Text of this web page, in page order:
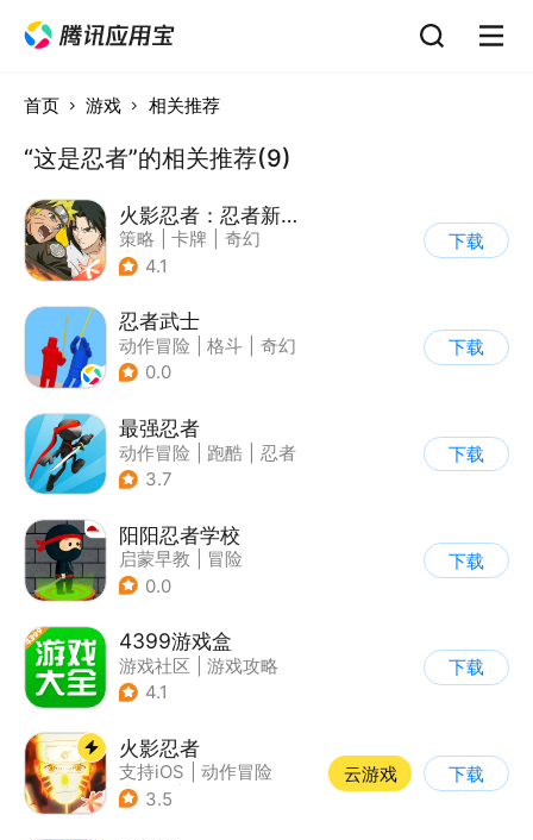
首页 游戏 相关推荐
“这是忍者”的相关推荐(9)
火影忍者：忍者新世代
策略 卡牌
奇幻
| 火影
4.1
下载
忍者武士
动作冒险 格斗
奇幻
| Q版
0.0
下载
最强忍者
动作冒险 跑酷
忍者
| 卡通
3.7
下载
阳阳忍者学校
启蒙早教
冒险
0.0
下载
4399游戏盒
游戏社区
游戏攻略
4.1
下载
火影忍者
支持iOS
动作冒险
| 格斗
3.5
云游戏 下载